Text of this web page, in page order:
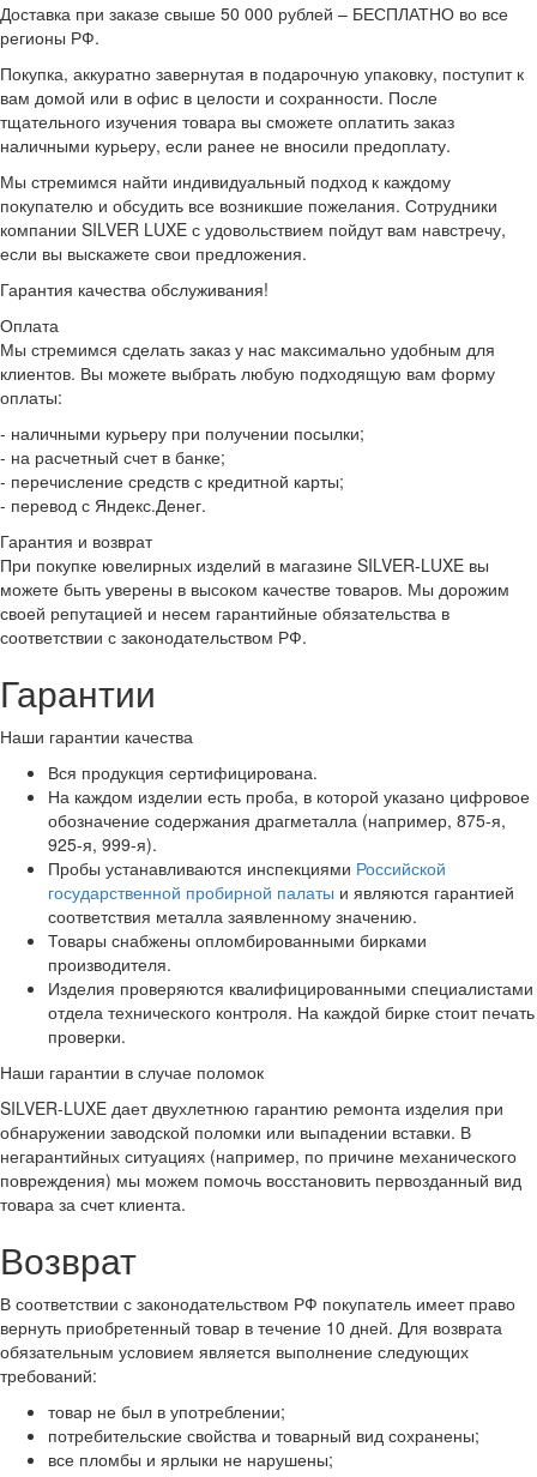
Доставка при заказе свыше 50 000 рублей – БЕСПЛАТНО во все
регионы РФ.
Покупка, аккуратно завернутая в подарочную упаковку, поступит к
вам домой или в офис в целости и сохранности. После
тщательного изучения товара вы сможете оплатить заказ
наличными курьеру, если ранее не вносили предоплату.
Мы стремимся найти индивидуальный подход к каждому
покупателю и обсудить все возникшие пожелания. Сотрудники
компании SILVER LUXE с удовольствием пойдут вам навстречу,
если вы выскажете свои предложения.
Гарантия качества обслуживания!
Оплата
Мы стремимся сделать заказ у нас максимально удобным для
клиентов. Вы можете выбрать любую подходящую вам форму
оплаты:
- наличными курьеру при получении посылки;
- на расчетный счет в банке;
- перечисление средств с кредитной карты;
- перевод с Яндекс.Денег.
Гарантия и возврат
При покупке ювелирных изделий в магазине SILVER-LUXE вы
можете быть уверены в высоком качестве товаров. Мы дорожим
своей репутацией и несем гарантийные обязательства в
соответствии с законодательством РФ.
Гарантии
Наши гарантии качества
Вся продукция сертифицирована.
На каждом изделии есть проба, в которой указано цифровое
обозначение содержания драгметалла (например, 875-я,
925-я, 999-я).
Пробы устанавливаются инспекциями Российской
государственной пробирной палаты и являются гарантией
соответствия металла заявленному значению.
Товары снабжены опломбированными бирками
производителя.
Изделия проверяются квалифицированными специалистами
отдела технического контроля. На каждой бирке стоит печать
проверки.
Наши гарантии в случае поломок
SILVER-LUXE дает двухлетнюю гарантию ремонта изделия при
обнаружении заводской поломки или выпадении вставки. В
негарантийных ситуациях (например, по причине механического
повреждения) мы можем помочь восстановить первозданный вид
товара за счет клиента.
Возврат
В соответствии с законодательством РФ покупатель имеет право
вернуть приобретенный товар в течение 10 дней. Для возврата
обязательным условием является выполнение следующих
требований:
товар не был в употреблении;
потребительские свойства и товарный вид сохранены;
все пломбы и ярлыки не нарушены;